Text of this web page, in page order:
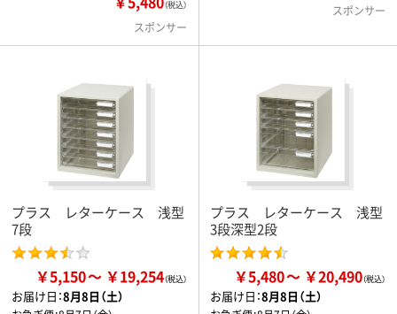
（税込）
スポンサー
スポンサー
プラス レターケース 浅型
7段
￥5,150 ￥19,254
お届け日：8月8日（土）
プラス レターケース 浅型
3段深型2段
￥5,480 ￥20,490
お届け日：8月8日（土）